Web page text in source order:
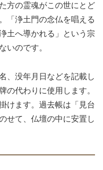
方の霊魂がこの世にとど
「浄土門の念仏を唱える
土へ導かれる」という宗
いのです。
、没年月日などを記載し
の代わりに使用します。
けます。過去帳は「見台
せて、仏壇の中に安置し